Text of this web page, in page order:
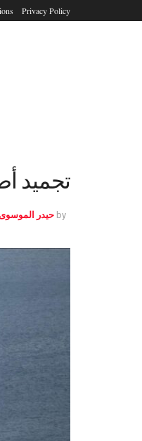
Privacy Policy
تجميد
by حيدر